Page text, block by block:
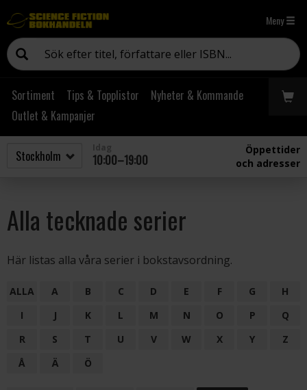
Meny
Sortiment Tips & Topplistor
Nyheter & Kommande
Outlet & Kampanjer
10:00–19:00
Öppettider
och adresser
Alla tecknade serier
Här listas alla våra serier i bokstavsordning.
ALLA A B C D E F G
H
I
J K L M N O P
Q
R
S T U V W X Y
Z
Å
Ä Ö